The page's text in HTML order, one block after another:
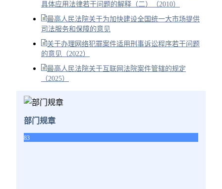
具体应用法律若干问题的解释（二）（2010）
最高人民法院关于为加快建设全国统一大市场提供
司法服务和保障的意见
关于办理网络犯罪案件适用刑事诉讼程序若干问题
的意见（2022）
最高人民法院关于互联网法院案件管辖的规定
（2025）
部门规章
83